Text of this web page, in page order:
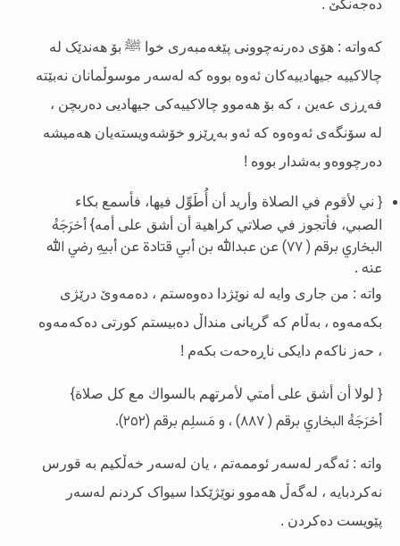
دەجەنگێ .
کەواتە : هۆى دەرنەچوونى پێغەمبەرى خوا ﷺ بۆ هەندێک لە
چالاکییە جیهادییەکان ئەوە بووە کە لەسەر موسوڵمانان نەبێتە
فەڕزى عەین ، کە بۆ هەموو چالاکییەکى جیهادیی دەربچن ،
لە سۆنگەى ئەوەوە کە ئەو بەڕێزو خۆشەویستەیان هەمیشە
دەرچووەو بەشدار بووە !
{ ني لأقوم في الصلاة وأريد أن أُطَوِّل فيها، فأسمع بكاء
الصبي، فأتجوز في صلاتي كراهية أن أشق على أمه} أخرَجَهُ
البخاري برقم ( ٧٧) عن عبدالله بن أبي قتادة عن أبيهِ رضي الله
عنه .
واتە : من جارى وایە لە نوێژدا دەوەستم ، دەمەوێ درێژى
بکەمەوە ، بەڵام کە گریانى منداڵ دەبیستم کورتى دەکەمەوە
، حەز ناکەم دایکى ناڕەحەت بکەم !
{ لولا أن أشق على أمتي لأمرتهم بالسواك مع كل صلاة}
أخرَجَهُ البخاري برقم ( ٨٨٧) ، و مَسلِم برقم (٢٥٢).
واتە : ئەگەر لەسەر ئوممەتم ، یان لەسەر خەڵکیم بە قورس
نەکردبایە ، لەگەڵ هەموو نوێژێکدا سیواک کردنم لەسەر
پێویست دەکردن .